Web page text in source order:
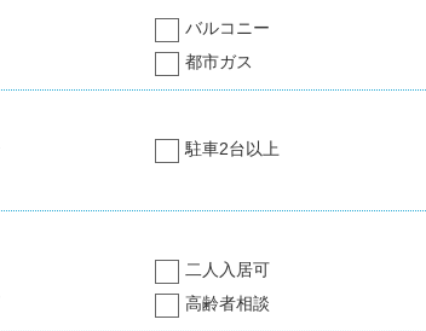
バルコニー
都市ガス
駐車2台以上
二人入居可
高齢者相談